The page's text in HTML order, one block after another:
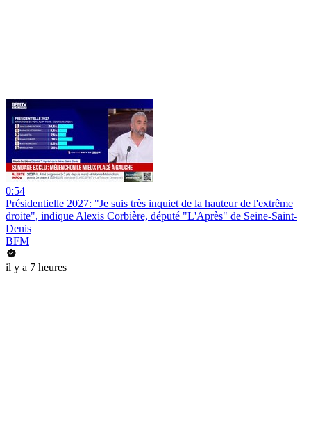
0:54
Présidentielle 2027: "Je suis très inquiet de la hauteur de l'extrême
droite", indique Alexis Corbière, député "L'Après" de Seine-Saint-
Denis
BFM
il y a 7 heures